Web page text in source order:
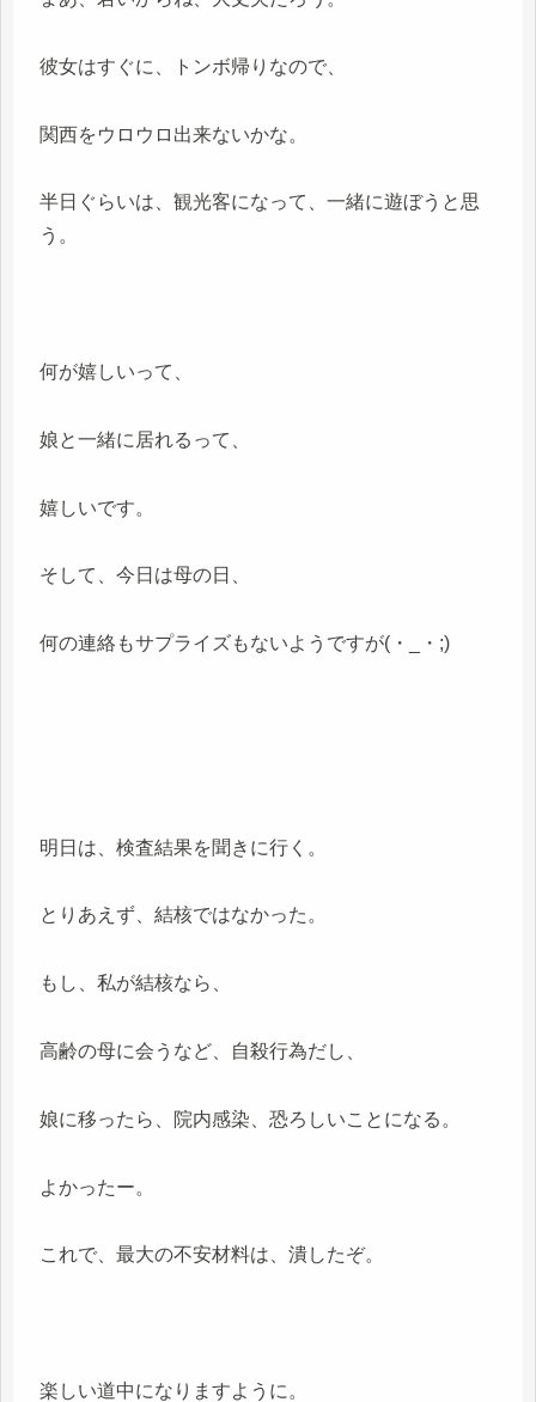
彼女はすぐに、トンボ帰りなので、
関西をウロウロ出来ないかな。
半日ぐらいは、観光客になって、一緒に遊ぼうと思
う。
何が嬉しいって、
娘と一緒に居れるって、
嬉しいです。
そして、今日は母の日、
何の連絡もサプライズもないようですが(・_・;)
明日は、検査結果を聞きに行く。
とりあえず、結核ではなかった。
もし、私が結核なら、
高齢の母に会うなど、自殺行為だし、
娘に移ったら、院内感染、恐ろしいことになる。
よかったー。
これで、最大の不安材料は、潰したぞ。
楽しい道中になりますように。